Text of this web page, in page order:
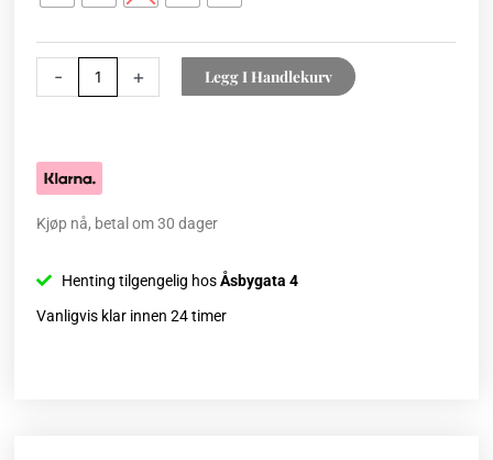
-
SKIRT
+ Legg I Handlekurv
Kjøp nå, betal om 30 dager
Henting tilgengelig hosÅsbygata 4
Vanligvis klar innen 24 timer